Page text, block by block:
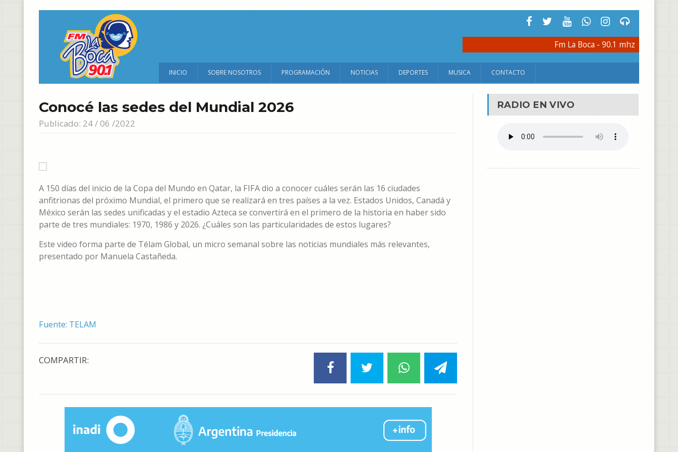
Fm La Boca - 90.1 mhz
INICIO SOBRE NOSOTROS PROGRAMACIÓN NOTICIAS DEPORTES MUSICA CONTACTO
Conocé las sedes del Mundial 2026
Publicado: 24 / 06 /2022
A 150 días del inicio de la Copa del Mundo en Qatar, la FIFA dio a conocer cuáles serán las 16 ciudades
anfitrionas del próximo Mundial, el primero que se realizará en tres países a la vez. Estados Unidos, Canadá y
México serán las sedes unificadas y el estadio Azteca se convertirá en el primero de la historia en haber sido
parte de tres mundiales: 1970, 1986 y 2026. ¿Cuáles son las particularidades de estos lugares?
Este video forma parte de Télam Global, un micro semanal sobre las noticias mundiales más relevantes,
presentado por Manuela Castañeda.
Fuente: TELAM
COMPARTIR:
RADIO EN VIVO